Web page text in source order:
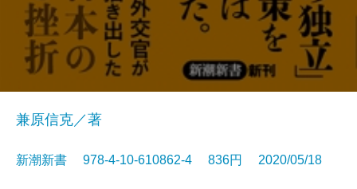
兼原信克／著
新潮新書 978-4-10-610862-4 836円 2020/05/18